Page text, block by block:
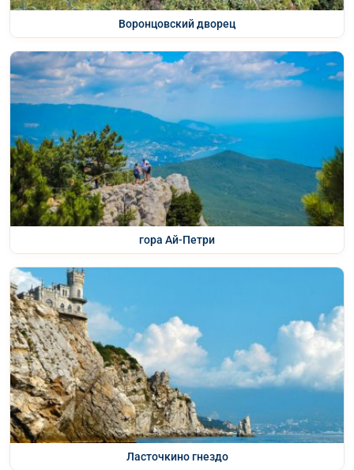
Воронцовский дворец
гора Ай-Петри
Ласточкино гнездо